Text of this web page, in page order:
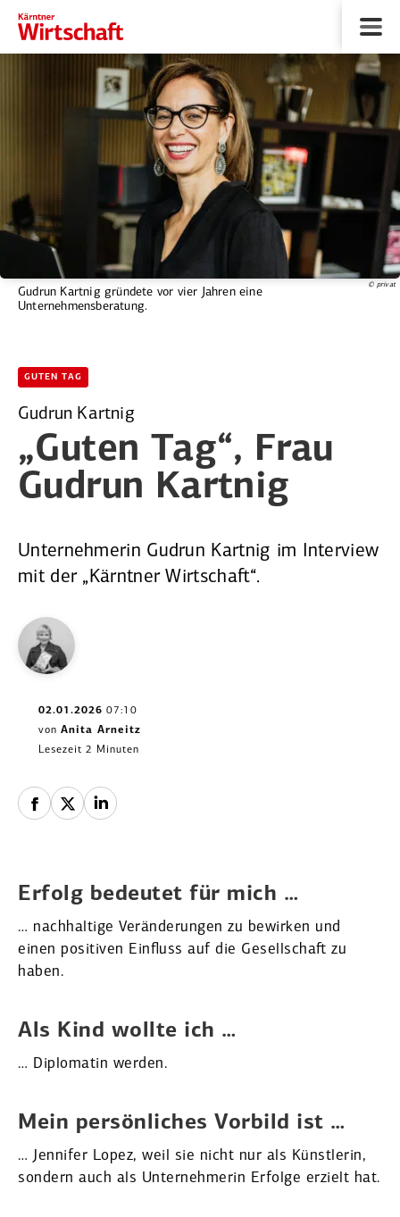
Gudrun Kartnig gründete vor vier Jahren eine
Unternehmensberatung.
© privat
GUTEN TAG
Gudrun Kartnig
„Guten Tag“, Frau
Gudrun Kartnig
Unternehmerin Gudrun Kartnig im Interview
mit der „Kärntner Wirtschaft“.
02.01.2026 07:10
von Anita Arneitz
Lesezeit 2 Minuten
Erfolg bedeutet für mich …
… nachhaltige Verän­de­rungen zu bewirken und
einen positiven Einfluss auf die Gesell­schaft zu
haben.
Als Kind wollte ich …
… Diplo­matin werden.
Mein persön­liches Vorbild ist …
… Jennifer Lopez, weil sie nicht nur als Künst­lerin,
sondern auch als Unter­neh­merin Erfolge erzielt hat.